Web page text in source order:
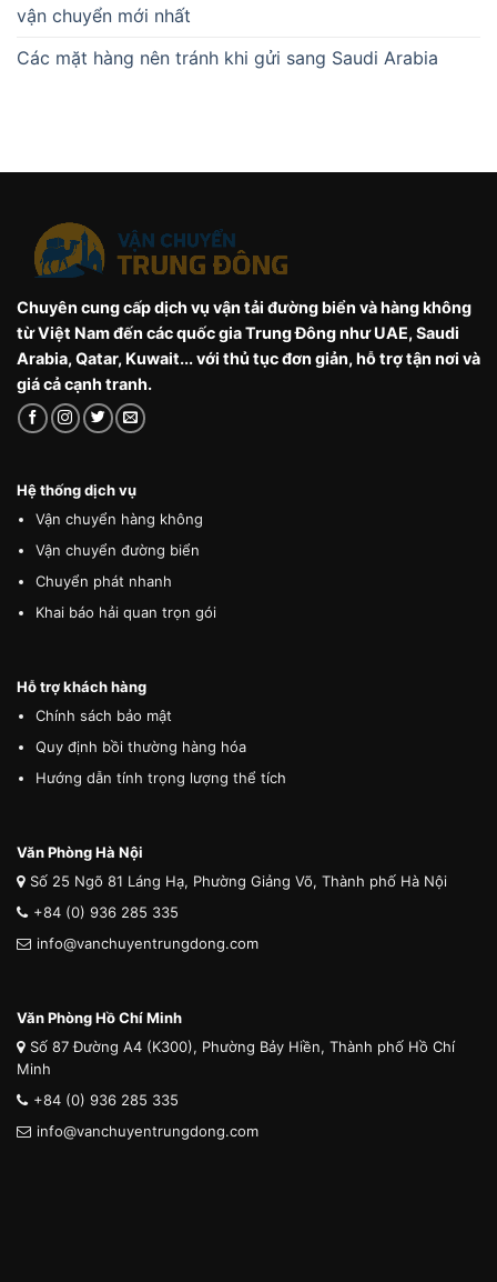
vận chuyển mới nhất
Các mặt hàng nên tránh khi gửi sang Saudi Arabia
Chuyên cung cấp dịch vụ vận tải đường biển và hàng không
từ Việt Nam đến các quốc gia Trung Đông như UAE, Saudi
Arabia, Qatar, Kuwait... với thủ tục đơn giản, hỗ trợ tận nơi và
giá cả cạnh tranh.
Hệ thống dịch vụ
Vận chuyển hàng không
Vận chuyển đường biển
Chuyển phát nhanh
Khai báo hải quan trọn gói
Hỗ trợ khách hàng
Chính sách bảo mật
Quy định bồi thường hàng hóa
Hướng dẫn tính trọng lượng thể tích
Văn Phòng Hà Nội
Số 25 Ngõ 81 Láng Hạ, Phường Giảng Võ, Thành phố Hà Nội
+84 (0) 936 285 335
info@vanchuyentrungdong.com
Văn Phòng Hồ Chí Minh
Số 87 Đường A4 (K300), Phường Bảy Hiền, Thành phố Hồ Chí
Minh
+84 (0) 936 285 335
info@vanchuyentrungdong.com